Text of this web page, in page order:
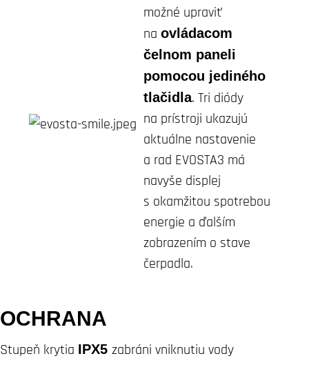
možné upraviť
na ovládacom
čelnom paneli
pomocou jediného
tlačidla. Tri diódy
na prístroji ukazujú
aktuálne nastavenie
a rad EVOSTA3 má
navyše displej
s okamžitou spotrebou
energie a ďalším
zobrazením o stave
čerpadla.
OCHRANA
Stupeň krytia IPX5 zabráni vniknutiu vody